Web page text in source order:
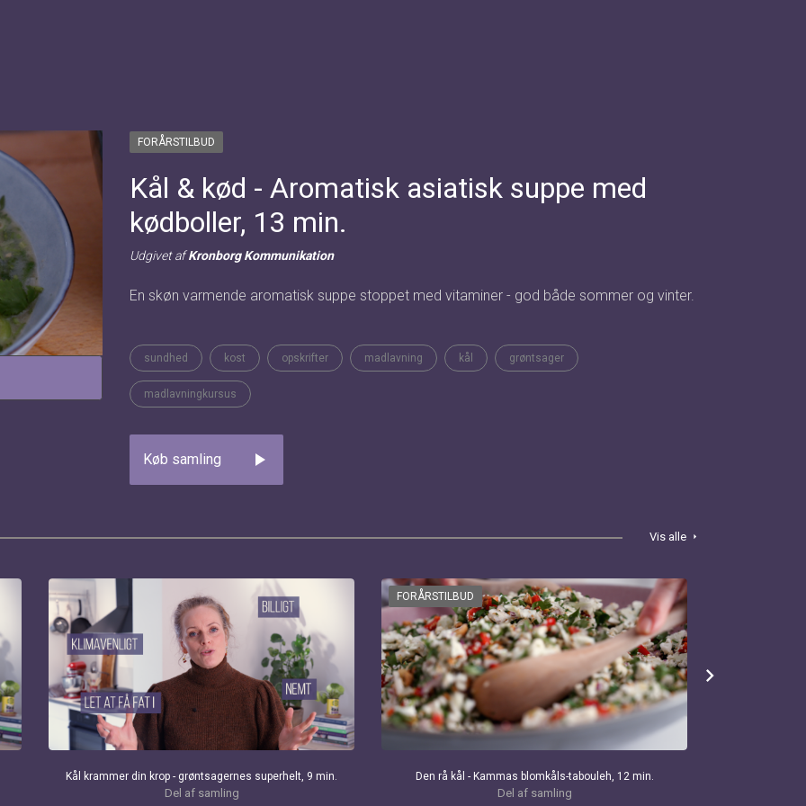
FORÅRSTILBUD
Kål & kød - Aromatisk asiatisk suppe med
kødboller, 13 min.
Udgivet afKronborg Kommunikation
En skøn varmende aromatisk suppe stoppet med vitaminer - god både sommer og vinter.
sundhed kost opskrifter madlavning kål grøntsager
madlavningkursus
Køb samling play_arrow
Vis alle arrow_right
Kål krammer din krop - grøntsagernes superhelt, 9 min.
Del af samling
FORÅRSTILBUD
Den rå kål - Kammas blomkåls-tabouleh, 12 min.
Del af samling
chevron_right